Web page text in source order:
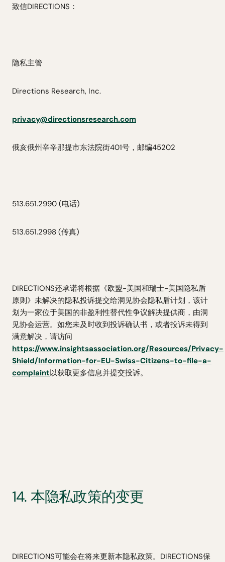
致信DIRECTIONS：
隐私主管
Directions Research, Inc.
privacy@directionsresearch.com
俄亥俄州辛辛那提市东法院街401号，邮编45202
513.651.2990 (电话)
513.651.2998 (传真)
DIRECTIONS还承诺将根据《欧盟-美国和瑞士-美国隐私盾
原则》未解决的隐私投诉提交给洞见协会隐私盾计划，该计
划为一家位于美国的非盈利性替代性争议解决提供商，由洞
见协会运营。如您未及时收到投诉确认书，或者投诉未得到
满意解决，请访问
https://www.insightsassociation.org/Resources/Privacy-
Shield/Information-for-EU-Swiss-Citizens-to-file-a-
complaint以获取更多信息并提交投诉。
14. 本隐私政策的变更
DIRECTIONS可能会在将来更新本隐私政策。DIRECTIONS保